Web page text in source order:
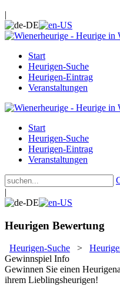
|
Start
Heurigen-Suche
Heurigen-Eintrag
Veranstaltungen
Start
Heurigen-Suche
Heurigen-Eintrag
Veranstaltungen
|
Heurigen Bewertung
Heurigen-Suche >
Gewinnspiel Info
Gewinnen Sie einen
ihrem Lieblingsheurigen!